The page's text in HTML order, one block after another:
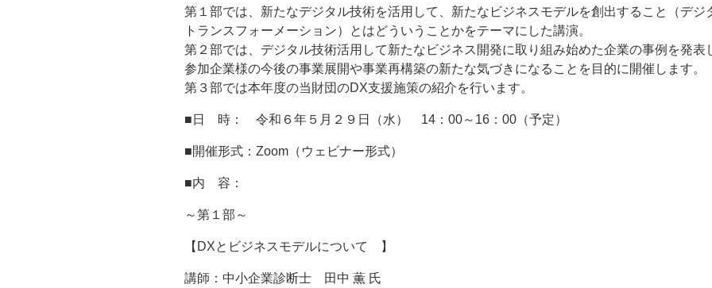
第１部では、新たなデジタル技術を活用して、新たなビジネスモデルを創出すること（デジ
トランスフォーメーション）とはどういうことかをテーマにした講演。
第２部では、デジタル技術活用して新たなビジネス開発に取り組み始めた企業の事例を発表
参加企業様の今後の事業展開や事業再構築の新たな気づきになることを目的に開催します。
第３部では本年度の当財団のDX支援施策の紹介を行います。
■日 時： 令和６年５月２９日（水） 14：00～16：00（予定）
■開催形式：Zoom（ウェビナー形式）
■内 容：
～第１部～
【DXとビジネスモデルについて 】
講師：中小企業診断士 田中 薫 氏